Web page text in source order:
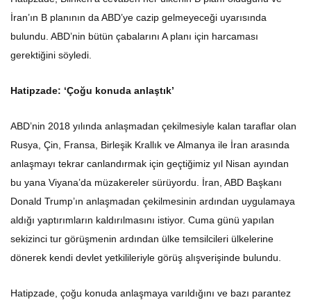
İran’ın B planının da ABD’ye cazip gelmeyeceği uyarısında
bulundu. ABD’nin bütün çabalarını A planı için harcaması
gerektiğini söyledi.
Hatipzade: ‘Çoğu konuda anlaştık’
ABD’nin 2018 yılında anlaşmadan çekilmesiyle kalan taraflar olan
Rusya, Çin, Fransa, Birleşik Krallık ve Almanya ile İran arasında
anlaşmayı tekrar canlandırmak için geçtiğimiz yıl Nisan ayından
bu yana Viyana’da müzakereler sürüyordu. İran, ABD Başkanı
Donald Trump’ın anlaşmadan çekilmesinin ardından uygulamaya
aldığı yaptırımların kaldırılmasını istiyor. Cuma günü yapılan
sekizinci tur görüşmenin ardından ülke temsilcileri ülkelerine
dönerek kendi devlet yetkilileriyle görüş alışverişinde bulundu.
Hatipzade, çoğu konuda anlaşmaya varıldığını ve bazı parantez